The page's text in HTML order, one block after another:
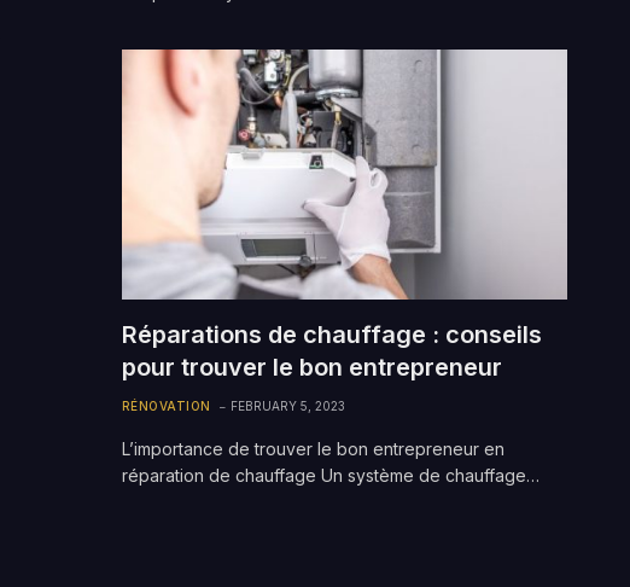
Réparations de chauffage : conseils
pour trouver le bon entrepreneur
RÉNOVATION FEBRUARY 5, 2023
L’importance de trouver le bon entrepreneur en
réparation de chauffage Un système de chauffage…